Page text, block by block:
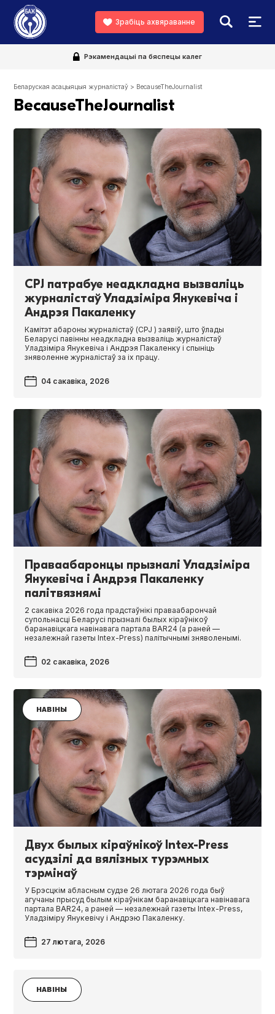
Зрабіць ахвяраванне
Рэкамендацыі па бяспецы калег
Беларуская асацыяцыя журналістаў > BecauseTheJournalist
BecauseTheJournalist
CPJ патрабуе неадкладна вызваліць
журналістаў Уладзіміра Янукевіча і
Андрэя Пакаленку
Камітэт абароны журналістаў (CPJ ) заявіў, што ўлады
Беларусі павінны неадкладна вызваліць журналістаў
Уладзіміра Янукевіча і Андрэя Пакаленку і спыніць
зняволенне журналістаў за іх працу.
04 сакавіка, 2026
Праваабаронцы прызналі Уладзіміра
Янукевіча і Андрэя Пакаленку
палітвязнямі
2 сакавіка 2026 года прадстаўнікі праваабарончай
супольнасці Беларусі прызналі былых кіраўнікоў
баранавіцкага навінавага партала BAR24 (а раней —
незалежнай газеты Intex-Press) палітычнымі зняволенымі.
02 сакавіка, 2026
НАВІНЫ
Двух былых кіраўнікоў Intex-Press
асудзілі да вялізных турэмных
тэрмінаў
У Брэсцкім абласным судзе 26 лютага 2026 года быў
агучаны прысуд былым кіраўнікам баранавіцкага навінавага
партала BAR24, а раней — незалежнай газеты Intex-Press,
Уладзіміру Янукевічу і Андрэю Пакаленку.
27 лютага, 2026
НАВІНЫ